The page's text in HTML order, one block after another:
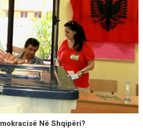
Në Shqipëri?